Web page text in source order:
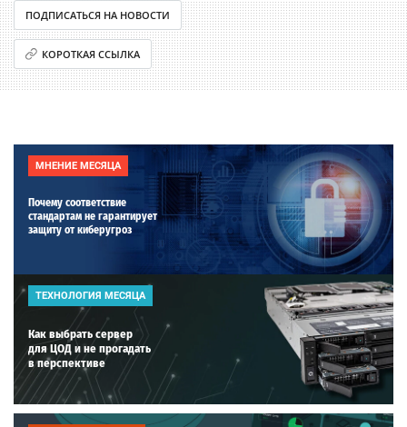
ПОДПИСАТЬСЯ НА НОВОСТИ
КОРОТКАЯ ССЫЛКА
МНЕНИЕ МЕСЯЦА
Почему соответствие
стандартам не гарантирует
защиту от киберугроз
ТЕХНОЛОГИЯ МЕСЯЦА
Как выбрать сервер
для ЦОД и не прогадать
в перспективе